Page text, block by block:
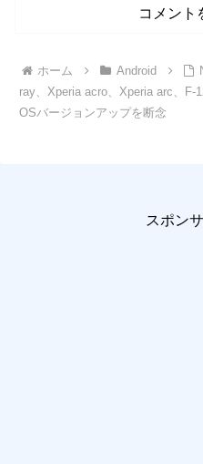
コメント
ホーム Android
ray、Xperia acro、Xperia arc、F-
OSバージョンアップを断念
スポン